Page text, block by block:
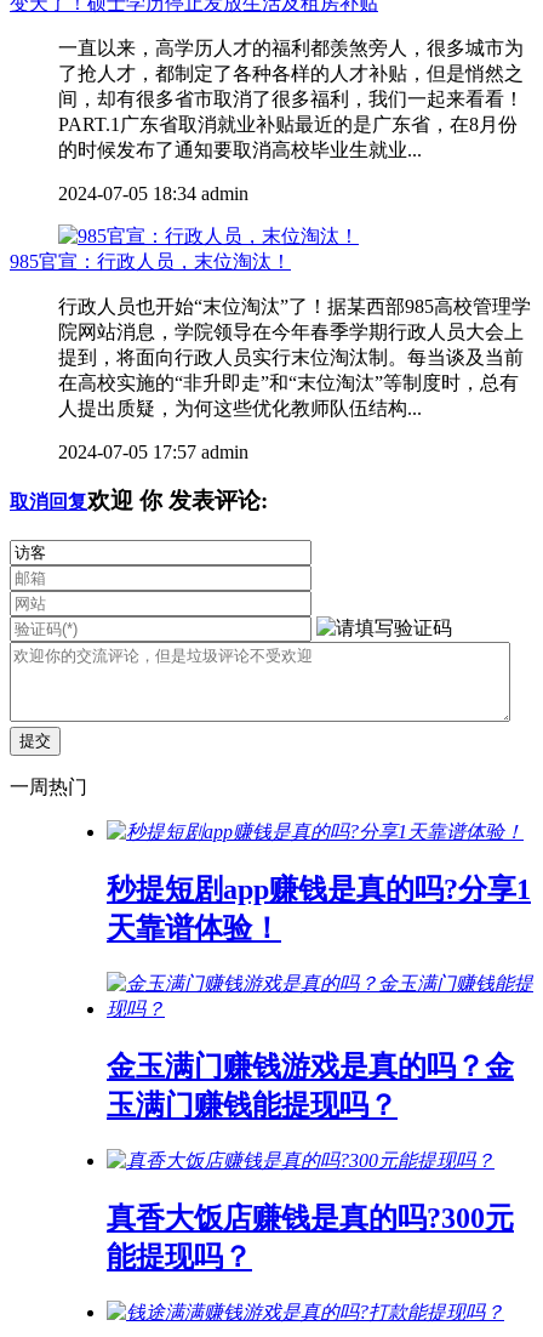
一直以来，高学历人才的福利都羡煞旁人，很多城市为
了抢人才，都制定了各种各样的人才补贴，但是悄然之
间，却有很多省市取消了很多福利，我们一起来看看！
PART.1广东省取消就业补贴最近的是广东省，在8月份
的时候发布了通知要取消高校毕业生就业...
2024-07-05 18:34 admin
985官宣：行政人员，末位淘汰！
行政人员也开始“末位淘汰”了！据某西部985高校管理学
院网站消息，学院领导在今年春季学期行政人员大会上
提到，将面向行政人员实行末位淘汰制。每当谈及当前
在高校实施的“非升即走”和“末位淘汰”等制度时，总有
人提出质疑，为何这些优化教师队伍结构...
2024-07-05 17:57 admin
取消回复欢迎 你发表评论:
一周热门
秒提短剧app赚钱是真的吗?分享1
天靠谱体验！
金玉满门赚钱游戏是真的吗？金
玉满门赚钱能提现吗？
真香大饭店赚钱是真的吗?300元
能提现吗？